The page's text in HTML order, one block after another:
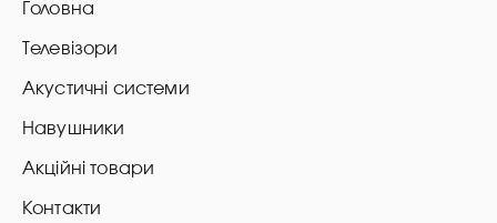
Головна
Телевізори
Акустичні системи
Навушники
Акційні товари
Контакти